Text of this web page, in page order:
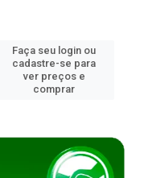
Faça seu login ou
cadastre-se para
ver preços e
comprar